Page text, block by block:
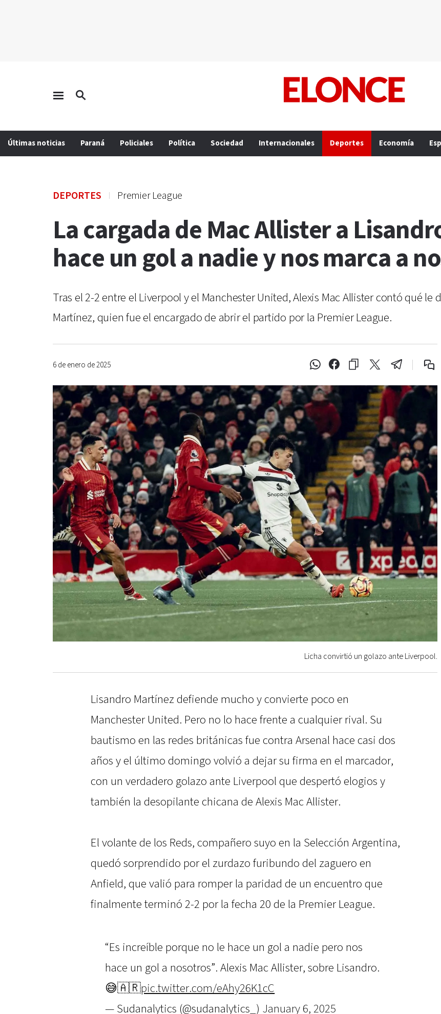
Últimas noticias Paraná Policiales Política Sociedad Internacionales Deportes Economía
DEPORTES Premier League
La cargada de Mac Allister a
hace un gol a nadie y nos marca a
Tras el 2-2 entre el Liverpool y el Manchester United, Alexis Mac Allister contó qué le
Martínez, quien fue el encargado de abrir el partido por la Premier League.
6 de enero de 2025
Licha convirtió un golazo ante Liverpool.
Lisandro Martínez defiende mucho y convierte poco en
Manchester United. Pero no lo hace frente a cualquier rival. Su
bautismo en las redes británicas fue contra Arsenal hace casi dos
años y el último domingo volvió a dejar su firma en el marcador,
con un verdadero golazo ante Liverpool que despertó elogios y
también la desopilante chicana de Alexis Mac Allister.
El volante de los Reds, compañero suyo en la Selección Argentina,
quedó sorprendido por el zurdazo furibundo del zaguero en
Anfield, que valió para romper la paridad de un encuentro que
finalmente terminó 2-2 por la fecha 20 de la Premier League.
“Es increíble porque no le hace un gol a nadie pero nos
hace un gol a nosotros”. Alexis Mac Allister, sobre Lisandro.
😅🇦🇷pic.twitter.com/eAhy26K1cC
— Sudanalytics (@sudanalytics_) January 6, 2025